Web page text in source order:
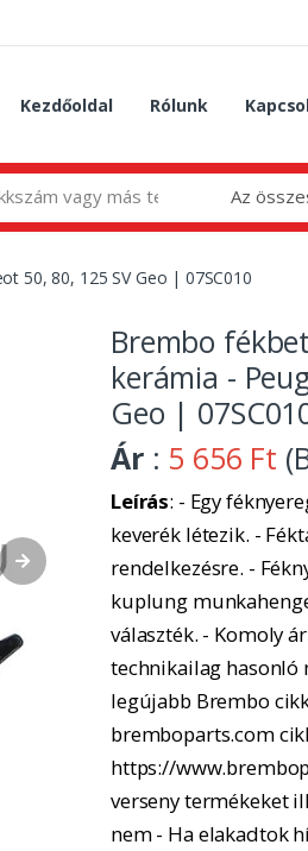
Kezdőoldal Rólunk
Az
50, 80, 125 SV Geo | 07SC010
Brembo
kerámia -
Geo |
Ár : 5 656 Ft
Leírás: - Egy
keverék létezik. -
rendelkezésre. -
kuplung
választék. - Komoly
technikailag hasonló
legújabb Brembo
bremboparts.com
https://
verseny termékeket
nem - Ha elakadtok